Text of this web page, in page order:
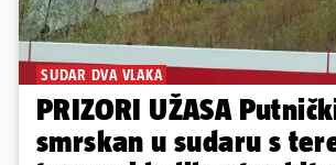
SUDAR DVA VLAKA
PRIZORI UŽASA
smrskan u sudaru s